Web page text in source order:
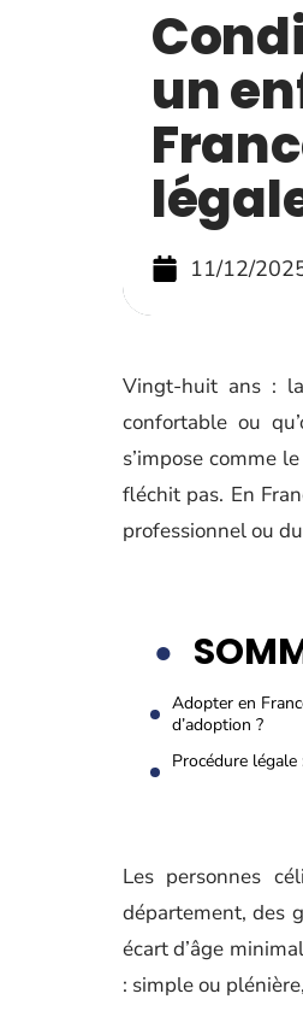
un
11/12/
Vingt-huit ans :
confortable ou
s’impose comme
fléchit pas. En
professionnel ou
Adopter en
d’adoption ?
Procédure
Les personnes
département, des
écart d’âge
: simple ou